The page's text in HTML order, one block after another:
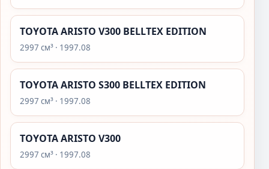
TOYOTA ARISTO V300 BELLTEX EDITION
2997 см³ · 1997.08
TOYOTA ARISTO S300 BELLTEX EDITION
2997 см³ · 1997.08
TOYOTA ARISTO V300
2997 см³ · 1997.08